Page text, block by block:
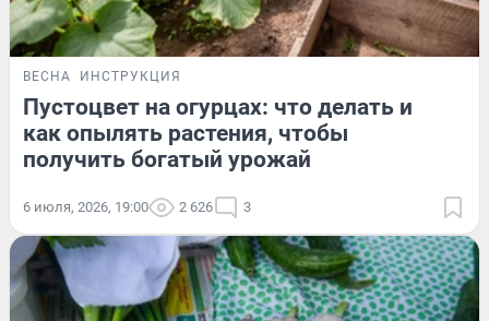
ВЕСНА ИНСТРУКЦИЯ
Пустоцвет на огурцах: что делать и
как опылять растения, чтобы
получить богатый урожай
6 июля, 2026, 19:00 2 626 3